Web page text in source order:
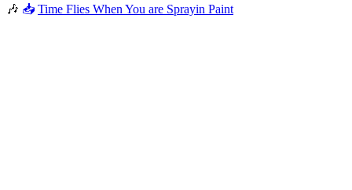
🎶 📥 Time Flies When You are Sprayin Paint